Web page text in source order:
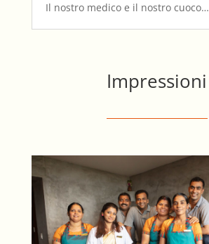
Il nostro medico e il nostro cuoco…
Impressioni